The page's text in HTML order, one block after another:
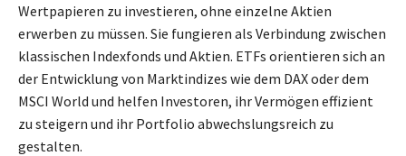
Wertpapieren zu investieren, ohne einzelne Aktien
erwerben zu müssen. Sie fungieren als Verbindung zwischen
klassischen Indexfonds und Aktien. ETFs orientieren sich an
der Entwicklung von Marktindizes wie dem DAX oder dem
MSCI World und helfen Investoren, ihr Vermögen effizient
zu steigern und ihr Portfolio abwechslungsreich zu
gestalten.